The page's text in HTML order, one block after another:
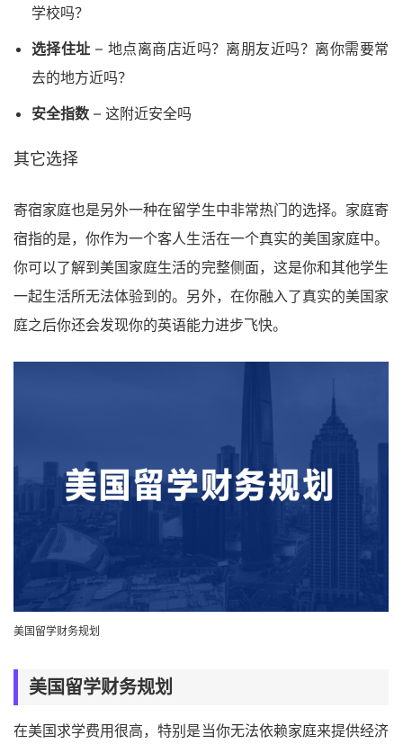
学校吗？
选择住址 – 地点离商店近吗？离朋友近吗？离你需要常
去的地方近吗？
安全指数 – 这附近安全吗
其它选择
寄宿家庭也是另外一种在留学生中非常热门的选择。家庭寄
宿指的是，你作为一个客人生活在一个真实的美国家庭中。
你可以了解到美国家庭生活的完整侧面，这是你和其他学生
一起生活所无法体验到的。另外，在你融入了真实的美国家
庭之后你还会发现你的英语能力进步飞快。
美国留学财务规划
美国留学财务规划
在美国求学费用很高，特别是当你无法依赖家庭来提供经济